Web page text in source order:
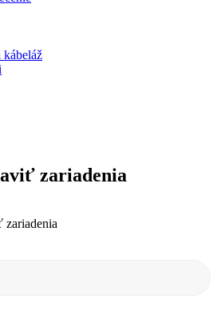
kábeláž
zariadenia
zariadenia